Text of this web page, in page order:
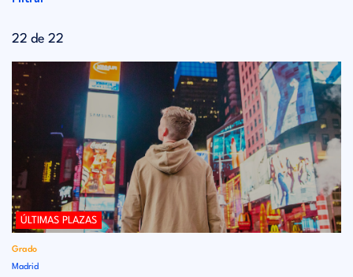
22 de 22
ÚLTIMAS PLAZAS
Grado
Madrid